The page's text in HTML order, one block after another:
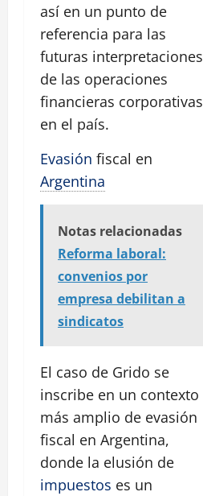
así en un punto de
referencia para las
futuras interpretaciones
de las operaciones
financieras corporativas
en el país.
Evasión fiscal en
Argentina
Notas relacionadas
Reforma laboral:
convenios por
empresa debilitan a
sindicatos
El caso de Grido se
inscribe en un contexto
más amplio de evasión
fiscal en Argentina,
donde la elusión de
impuestos es un